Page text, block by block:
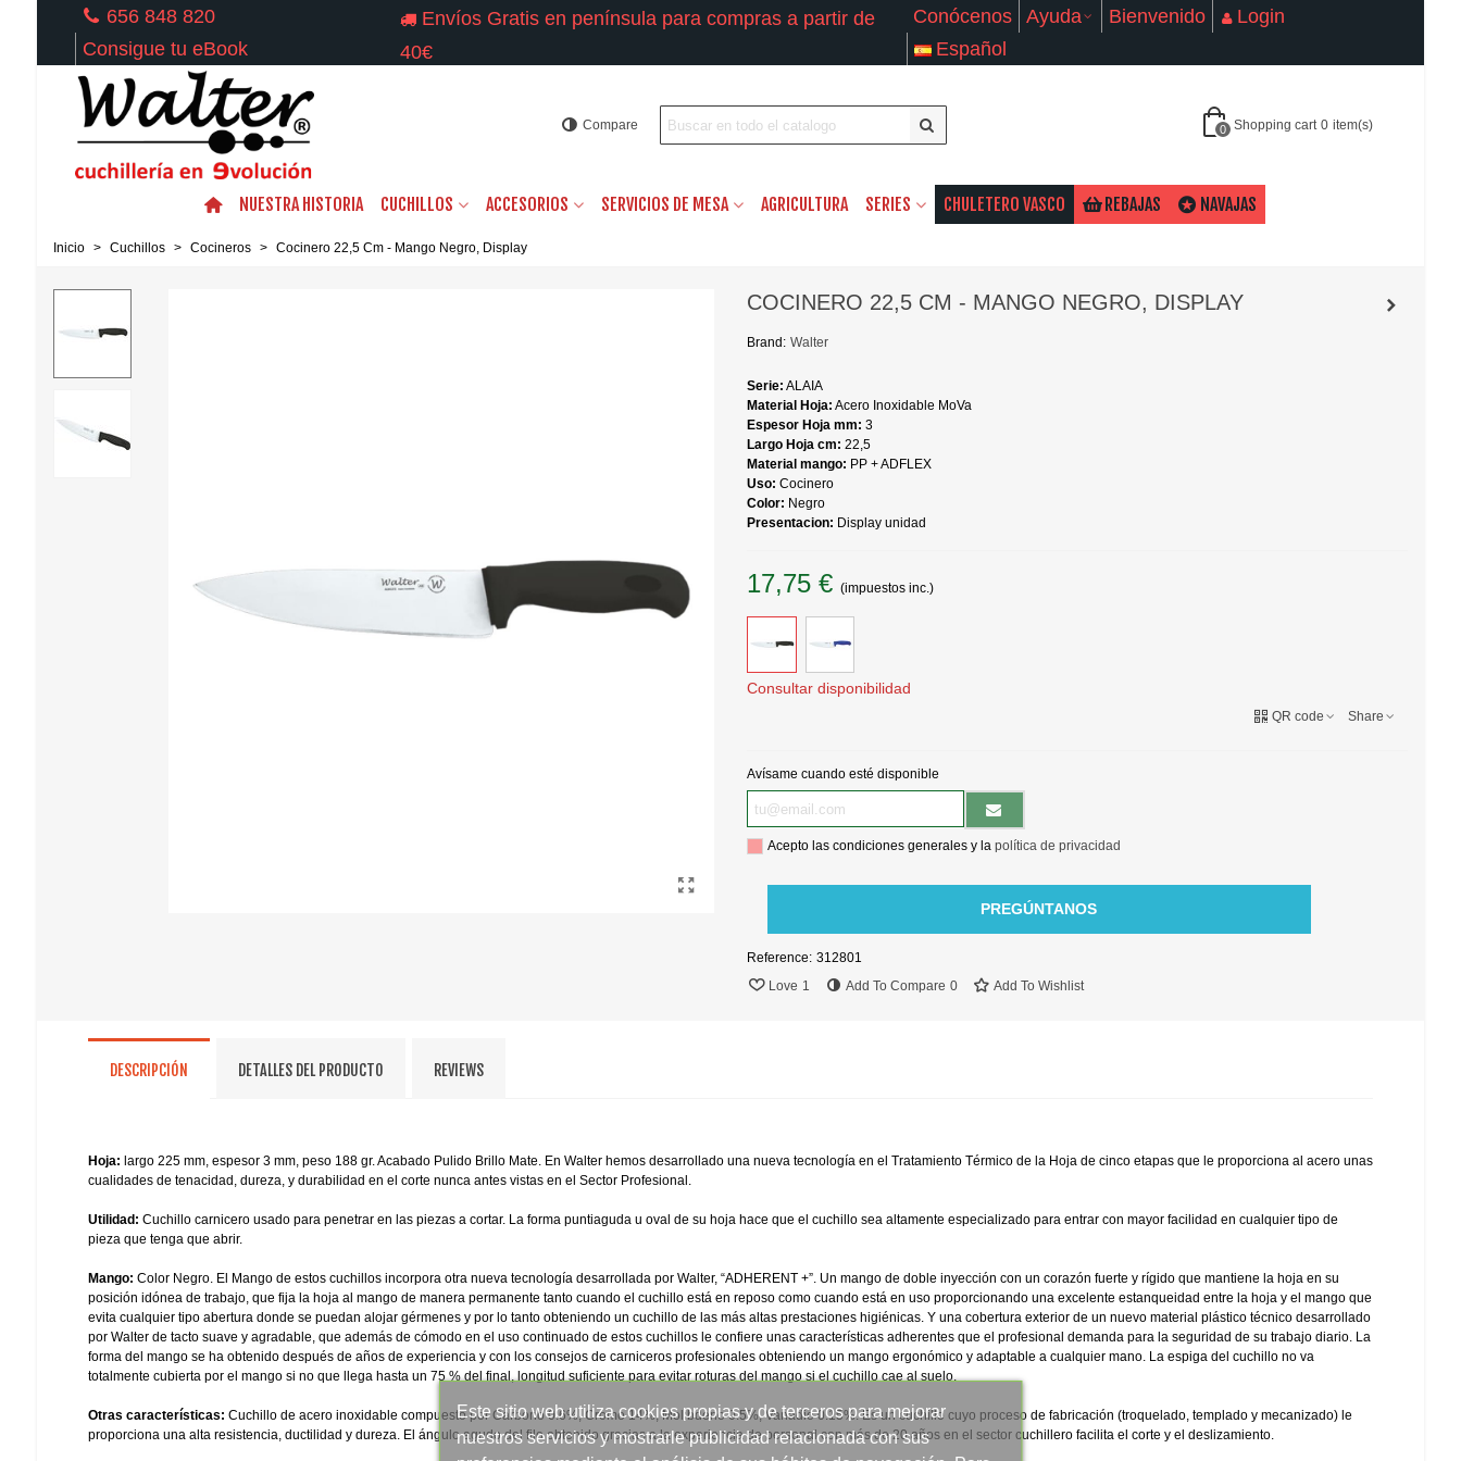
656 848 820
Consigue tu eBook
Envíos Gratis en península para compras a partir de
40€
Conócenos Ayuda Bienvenido
Login
Español
Compare 0 Shopping cart 0 item(s)
NUESTRA HISTORIA CUCHILLOS ACCESORIOS SERVICIOS DE MESA AGRICULTURA SERIES CHULETERO VASCO REBAJAS NAVAJAS
Inicio > Cuchillos > Cocineros > Cocinero 22,5 Cm - Mango Negro, Display
COCINERO 22,5 CM - MANGO NEGRO, DISPLAY
Brand: Walter
Serie: ALAIA
Material Hoja: Acero Inoxidable MoVa
Espesor Hoja mm: 3
Largo Hoja cm: 22,5
Material mango: PP + ADFLEX
Uso: Cocinero
Color: Negro
Presentacion: Display unidad
17,75 € (impuestos inc.)
Consultar disponibilidad
QR code Share
Avísame cuando esté disponible
Acepto las condiciones generales y la política de privacidad
PREGÚNTANOS
Reference: 312801
Love 1 Add To Compare 0 Add To Wishlist
DESCRIPCIÓN DETALLES DEL PRODUCTO REVIEWS
Hoja: largo 225 mm, espesor 3 mm, peso 188 gr. Acabado Pulido Brillo Mate. En Walter hemos desarrollado una nueva tecnología en el Tratamiento Térmico de la Hoja de cinco etapas que le proporciona al acero unas
cualidades de tenacidad, dureza, y durabilidad en el corte nunca antes vistas en el Sector Profesional.
Utilidad: Cuchillo carnicero usado para penetrar en las piezas a cortar. La forma puntiaguda u oval de su hoja hace que el cuchillo sea altamente especializado para entrar con mayor facilidad en cualquier tipo de
pieza que tenga que abrir.
Mango: Color Negro. El Mango de estos cuchillos incorpora otra nueva tecnología desarrollada por Walter, “ADHERENT +”. Un mango de doble inyección con un corazón fuerte y rígido que mantiene la hoja en su
posición idónea de trabajo, que fija la hoja al mango de manera permanente tanto cuando el cuchillo está en reposo como cuando está en uso proporcionando una excelente estanqueidad entre la hoja y el mango que
evita cualquier tipo abertura donde se puedan alojar gérmenes y por lo tanto obteniendo un cuchillo de las más altas prestaciones higiénicas. Y una cobertura exterior de un nuevo material plástico técnico desarrollado
por Walter de tacto suave y agradable, que además de cómodo en el uso continuado de estos cuchillos le confiere unas características adherentes que el profesional demanda para la seguridad de su trabajo diario. La
forma del mango se ha obtenido después de años de experiencia y con los consejos de carniceros profesionales obteniendo un mango ergonómico y adaptable a cualquier mano. La espiga del cuchillo no va
totalmente cubierta por el mango si no que llega hasta un 75 % del final, longitud suficiente para evitar roturas del mango si el cuchillo cae al suelo.
Otras características: Cuchillo de acero inoxidable compuesto por Carbono 0.6%, Cromo 14%, Molibdeno 0.5%, Vanadio 0.15%. Es un cuchillo cuyo proceso de fabricación (troquelado, templado y mecanizado) le
proporciona una alta resistencia, ductilidad y dureza. El ángulo agudo del filo obtenido gracias a la experiencia de personal con más de 20 años en el sector cuchillero facilita el corte y el deslizamiento.
Este sitio web utiliza cookies propias y de terceros para mejorar
nuestros servicios y mostrarle publicidad relacionada con sus